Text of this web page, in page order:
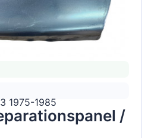
1975-1985
/